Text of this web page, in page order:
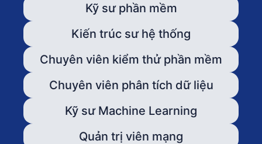
Kỹ sư phần mềm
Kiến trúc sư hệ thống
Chuyên viên kiểm thử phần mềm
Chuyên viên phân tích dữ liệu
Kỹ sư Machine Learning
Quản trị viên mạng